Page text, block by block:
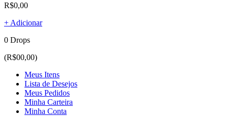
R$0,00
+ Adicionar
0 Drops
(R$00,00)
Meus Itens
Lista de Desejos
Meus Pedidos
Minha Carteira
Minha Conta